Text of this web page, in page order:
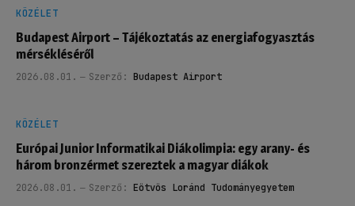
KÖZÉLET
Budapest Airport – Tájékoztatás az energiafogyasztás
mérsékléséről
2026.08.01. Szerző: Budapest Airport
KÖZÉLET
Európai Junior Informatikai Diákolimpia: egy arany- és
három bronzérmet szereztek a magyar diákok
2026.08.01. Szerző: Eötvös Loránd Tudományegyetem